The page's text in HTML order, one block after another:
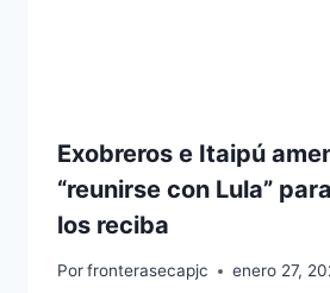
Exobreros e Itaipú
“reunirse con Lula”
los reciba
Porfronterasecapjc enero 27,